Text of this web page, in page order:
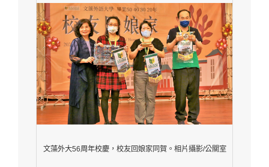
文藻外大56周年校慶，校友回娘家同賀。相片攝影/公關室